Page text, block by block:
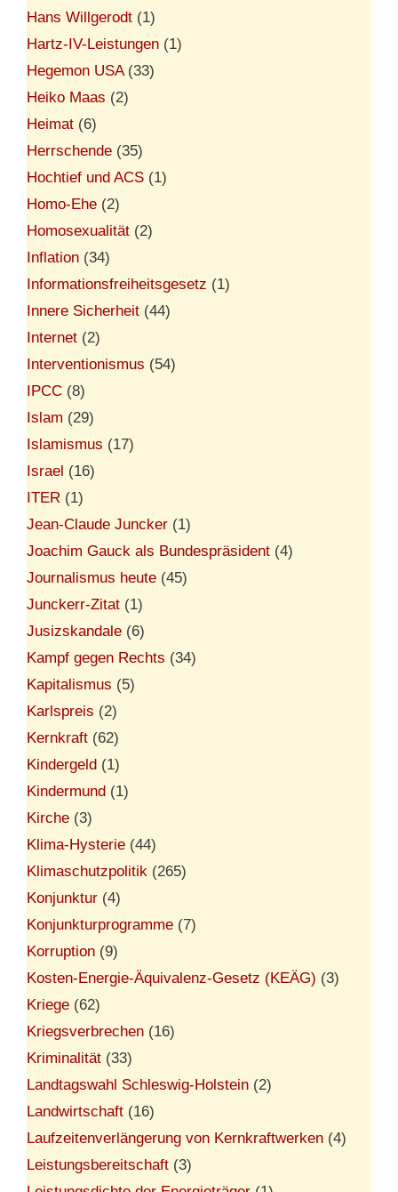
Hans Willgerodt (1)
Hartz-IV-Leistungen (1)
Hegemon USA(33)
Heiko Maas (2)
Heimat (6)
Herrschende (35)
Hochtief und ACS (1)
Homo-Ehe (2)
Homosexualität (2)
Inflation (34)
Informationsfreiheitsgesetz (1)
Innere Sicherheit (44)
Internet (2)
Interventionismus (54)
IPCC (8)
Islam (29)
Islamismus (17)
Israel (16)
ITER (1)
Jean-Claude Juncker (1)
Joachim Gauck als Bundespräsident (4)
Journalismus heute (45)
Junckerr-Zitat (1)
Jusizskandale (6)
Kampf gegen Rechts (34)
Kapitalismus (5)
Karlspreis (2)
Kernkraft (62)
Kindergeld (1)
Kindermund (1)
Kirche (3)
Klima-Hysterie (44)
Klimaschutzpolitik (265)
Konjunktur (4)
Konjunkturprogramme (7)
Korruption (9)
Kosten-Energie-Äquivalenz-Gesetz (KEÄG) (3)
Kriege (62)
Kriegsverbrechen (16)
Kriminalität (33)
Landtagswahl Schleswig-Holstein (2)
Landwirtschaft (16)
Laufzeitenverlängerung von Kernkraftwerken (4)
Leistungsbereitschaft (3)